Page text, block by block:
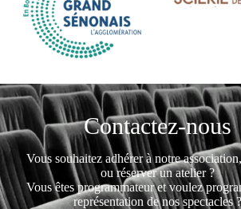
Contactez-nous
Vous souhaitez adhérer à notre
ou réserver un atelier ?
Vous êtes programmateur et voulez
représentation de nos spectacles ?